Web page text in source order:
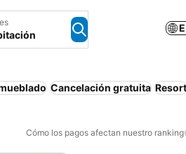
Cancelación gratuita Resort
Cómo los pagos afectan nuestro ranking